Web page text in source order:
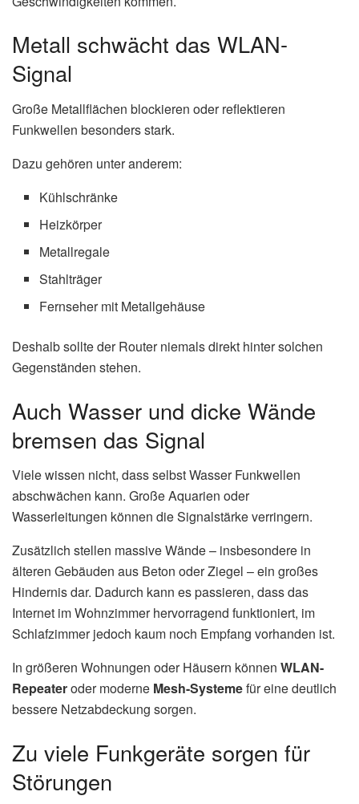
Metall schwächt das WLAN-
Signal
Große Metallflächen blockieren oder reflektieren
Funkwellen besonders stark.
Dazu gehören unter anderem:
Kühlschränke
Heizkörper
Metallregale
Stahlträger
Fernseher mit Metallgehäuse
Deshalb sollte der Router niemals direkt hinter solchen
Gegenständen stehen.
Auch Wasser und dicke Wände
bremsen das Signal
Viele wissen nicht, dass selbst Wasser Funkwellen
abschwächen kann. Große Aquarien oder
Wasserleitungen können die Signalstärke verringern.
Zusätzlich stellen massive Wände – insbesondere in
älteren Gebäuden aus Beton oder Ziegel – ein großes
Hindernis dar. Dadurch kann es passieren, dass das
Internet im Wohnzimmer hervorragend funktioniert, im
Schlafzimmer jedoch kaum noch Empfang vorhanden ist.
In größeren Wohnungen oder Häusern können WLAN-
Repeateroder moderne Mesh-Systemefür eine deutlich
bessere Netzabdeckung sorgen.
Zu viele Funkgeräte sorgen für
Störungen